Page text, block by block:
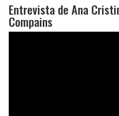
Entrevista de Ana
Compains